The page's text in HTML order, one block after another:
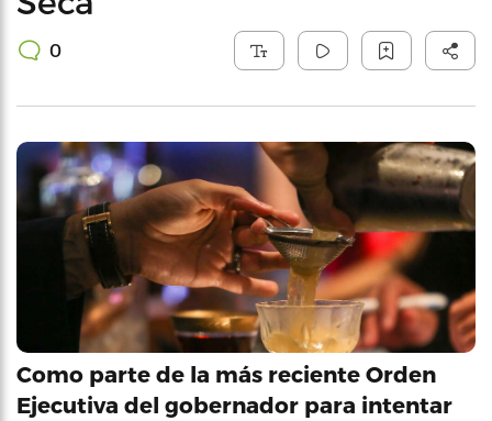
0
Como parte de la más reciente Orden
Ejecutiva del gobernador para intentar